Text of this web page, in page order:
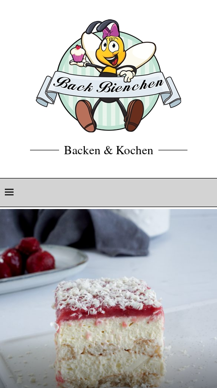
Backen & Kochen